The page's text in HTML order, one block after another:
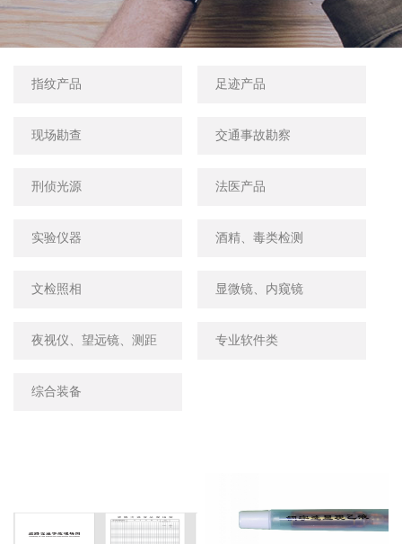
指纹产品 足迹产品
现场勘查 交通事故勘察
刑侦光源 法医产品
实验仪器 酒精、毒类检测
文检照相 显微镜、内窥镜
夜视仪、望远镜、测距 专业软件类
综合装备